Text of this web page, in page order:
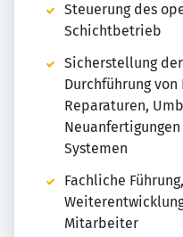
Steuerung des
Schichtbetrieb
Sicherstellung
Durchführung
Reparaturen,
Neuanfertigungen
Systemen
Fachliche
Mitarbeiter